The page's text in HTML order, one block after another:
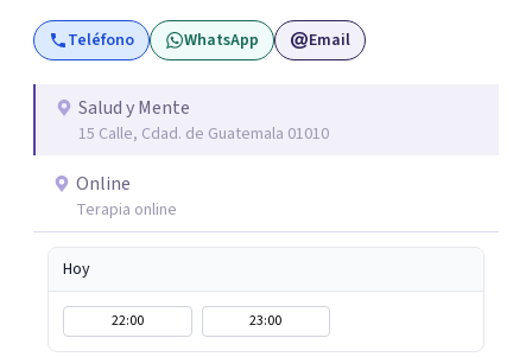
experiencia que he adquirido ayudar a las personas a
descubrirse a sí mismos y por medio de la psicoterapia
Teléfono WhatsApp Email
Salud y Mente
15 Calle, Cdad. de Guatemala 01010
Online
Terapia online
Hoy
22:00 23:00